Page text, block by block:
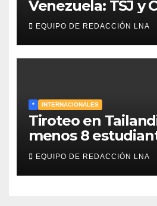
Venezuela: TSJ y
designados a
EQUIPO DE REDACCIÓN LNA
* INTERNACIONALES
Tiroteo en
menos 8
muertos y 30
EQUIPO DE REDACCIÓN LNA